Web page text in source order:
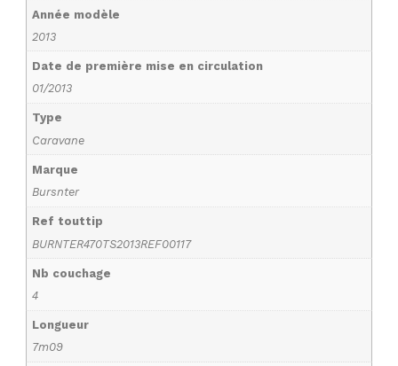
Année modèle
2013
Date de première mise en circulation
01/2013
Type
Caravane
Marque
Bursnter
Ref touttip
BURNTER470TS2013REF00117
Nb couchage
4
Longueur
7m09